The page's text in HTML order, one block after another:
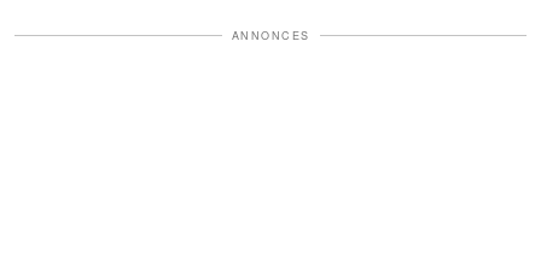
ANNONCES